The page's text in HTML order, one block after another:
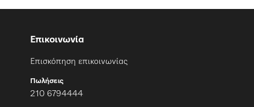
Επικοινωνία
Επισκόπηση επικοινωνίας
Πωλήσεις
210 6794444